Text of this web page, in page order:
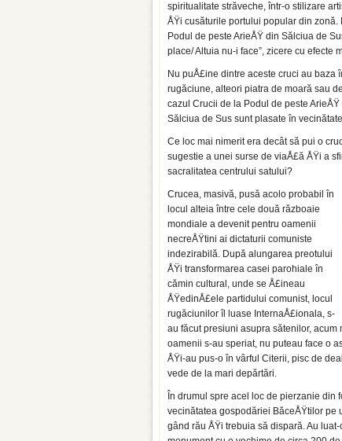
spiritualitate străveche, într-o stilizare
ÅŸi cusăturile por­tului popular din
Podul de pes­te ArieÅŸ din Sălciua de
place/ Altuia nu-i face”, zicere cu efecte
Nu puÅ£ine dintre aceste cruci au baza
rugăciune, alteori piatra de moară sau
cazul Crucii de la Podul de peste
Sălciua de Sus sunt plasate în
Ce loc mai nimerit era decât să pui o
sugestie a unei surse de viaÅ£ă ÅŸi a
sacralitatea centrului satului?
Crucea, masivă, pusă acolo probabil în
locul alteia între cele două războaie
mondiale a devenit pentru oamenii
necreÅŸtini ai dictaturii comuniste
indezirabilă. După alungarea preotului
ÅŸi transfor­marea casei parohiale în
cămin cultural, unde se Å£i­neau
ÅŸedinÅ£ele partidului comunist, locul
rugăciu­nilor îl luase InternaÅ£ionala, s-
au făcut presiuni asupra sătenilor,
oamenii s-au speriat, nu puteau face o
ÅŸi-au pus-o în vârful Citerii, pisc de
vede de la mari depărtări.
În drumul spre acel loc de pierzanie din
vecinătatea gospodăriei BăceÅŸtilor pe
gând rău ÅŸi trebuia să dispară. Au